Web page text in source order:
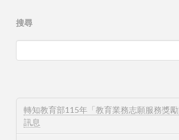
搜尋
轉知教育部115年「教育業務志願服務獎
訊息